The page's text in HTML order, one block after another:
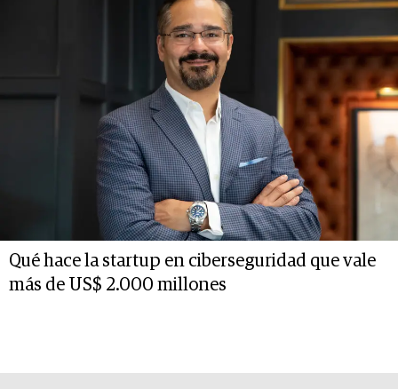
Qué hace la startup en ciberseguridad que vale
más de US$ 2.000 millones